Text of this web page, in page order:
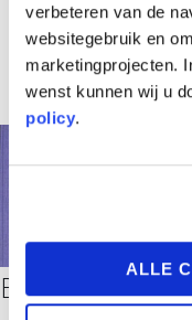
verbeteren van de
websitegebruik en
marketingprojecten.
wenst kunnen wij u
policy.
ALLE
Brussel in Beeldekes Luxe Uitvoering